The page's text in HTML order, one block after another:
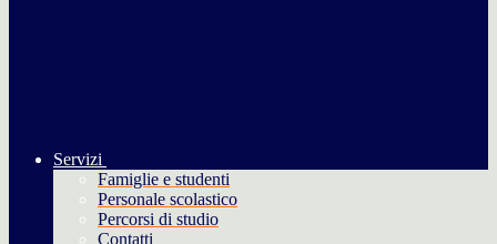
Servizi
Famiglie e studenti
Personale scolastico
Percorsi di studio
Contatti